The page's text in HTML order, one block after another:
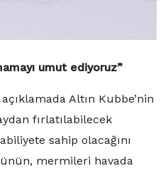
umut ediyoruz”
Altın Kubbe’nin
fırlatılabilecek
sahip olacağını
mermileri havada